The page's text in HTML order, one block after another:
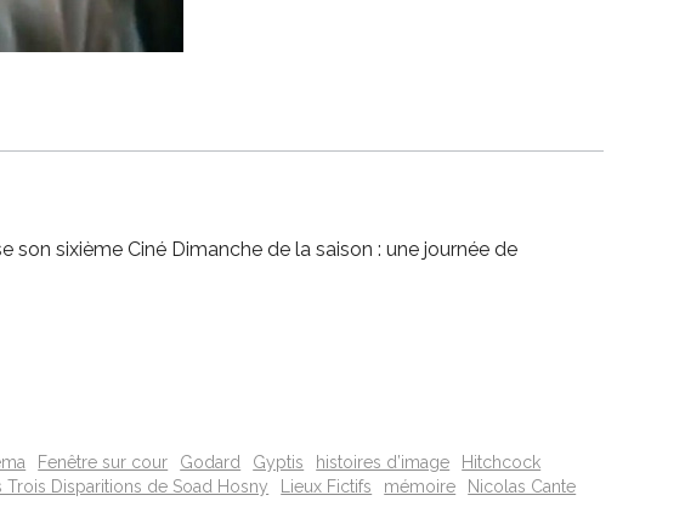
sixième Ciné Dimanche de la saison : une journée de
Fenêtre sur cour Godard Gyptis histoires d’image
Hitchcock
Trois Disparitions de Soad Hosny Lieux Fictifs mémoire
Nicolas Cante